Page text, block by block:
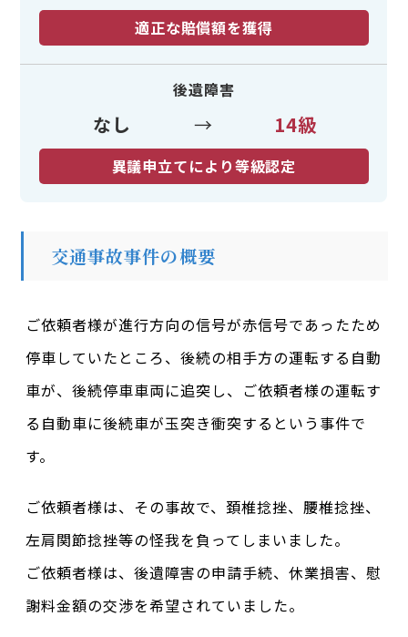
適正な賠償額を獲得
後遺障害
なし → 14級
異議申立てにより等級認定
交通事故事件の概要
ご依頼者様が進行方向の信号が赤信号であったため
停車していたところ、後続の相手方の運転する自動
車が、後続停車車両に追突し、ご依頼者様の運転す
る自動車に後続車が玉突き衝突するという事件で
す。
ご依頼者様は、その事故で、頚椎捻挫、腰椎捻挫、
左肩関節捻挫等の怪我を負ってしまいました。
ご依頼者様は、後遺障害の申請手続、休業損害、慰
謝料金額の交渉を希望されていました。